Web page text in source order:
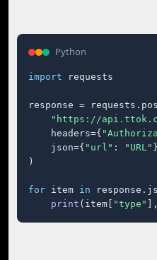
Python
import requests
response =
"https://
    headers={
    json={
"url" : "URL"
)
for item in
print (item[ "type"